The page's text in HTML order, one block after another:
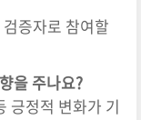
증자로 참여할
을 주나요?
긍정적 변화가 기